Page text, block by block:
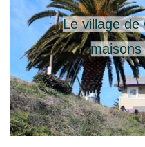
Le village de